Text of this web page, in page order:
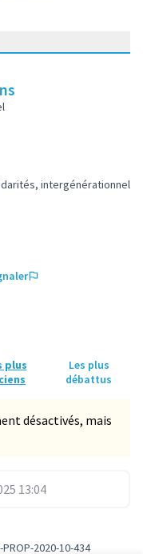
de la catégorie :
intergénérationnel
plus
Les plus
débattus
désactivés, mais
13:04
2020-10-434